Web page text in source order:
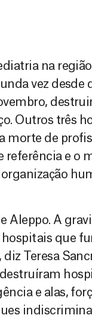
na
vez desde
Outros três
de
e o
Aleppo. A
que
Teresa
destruíram
e alas,